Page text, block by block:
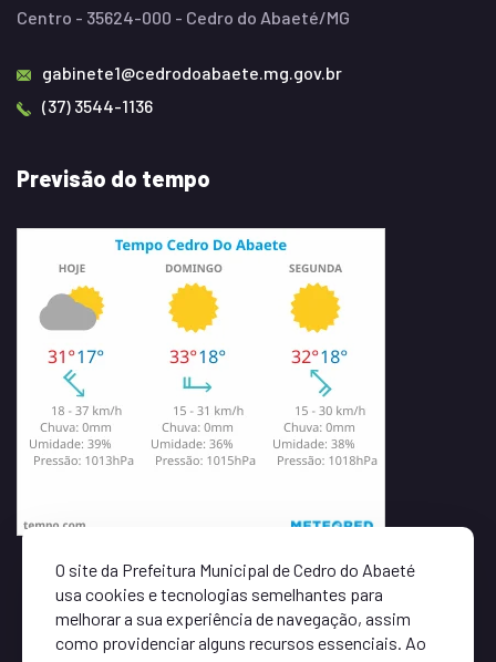
Centro - 35624-000 - Cedro do Abaeté/MG
gabinete1@cedrodoabaete.mg.gov.br
(37) 3544-1136
Previsão do tempo
O site da Prefeitura Municipal de Cedro do Abaeté
usa cookies e tecnologias semelhantes para
melhorar a sua experiência de navegação, assim
como providenciar alguns recursos essenciais. Ao